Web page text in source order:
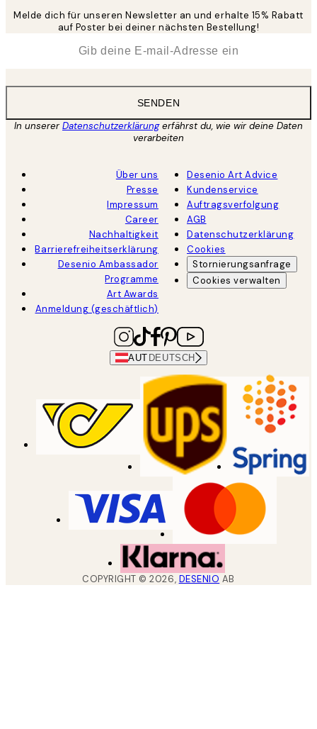
Melde dich für unseren Newsletter an und erhalte 15% Rabatt
auf Poster bei deiner nächsten Bestellung!
SENDEN
In unsererDatenschutzerklärungerfährst du, wie wir deine Daten
verarbeiten
Über uns
Presse
Impressum
Career
Nachhaltigkeit
Barrierefreiheitserklärung
Desenio Ambassador
Programme
Art Awards
Anmeldung (geschäftlich)
Desenio Art Advice
Kundenservice
Auftragsverfolgung
AGB
Datenschutzerklärung
Cookies
Stornierungsanfrage
Cookies verwalten
AUT DEUTSCH
COPYRIGHT ©2026, DESENIO AB